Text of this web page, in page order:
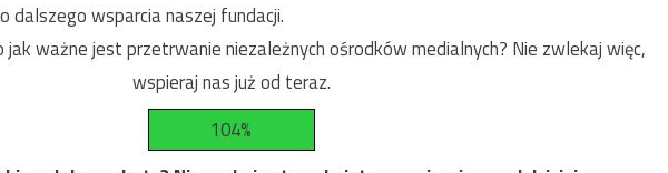
dalszego wsparcia naszej fundacji.
ważne jest przetrwanie niezależnych ośrodków medialnych? Nie zwlekaj więc,
wspieraj nas już od teraz.
104%